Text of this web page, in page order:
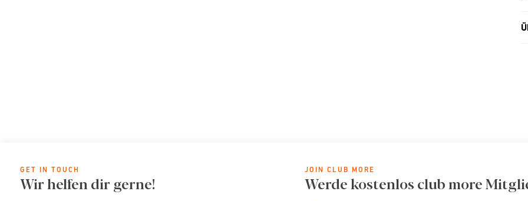
GET IN TOUCH
Wir helfen dir gerne!
JOIN CLUB MORE
Werde kostenlos club more